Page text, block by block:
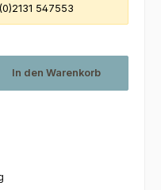
547553
In den Warenkorb